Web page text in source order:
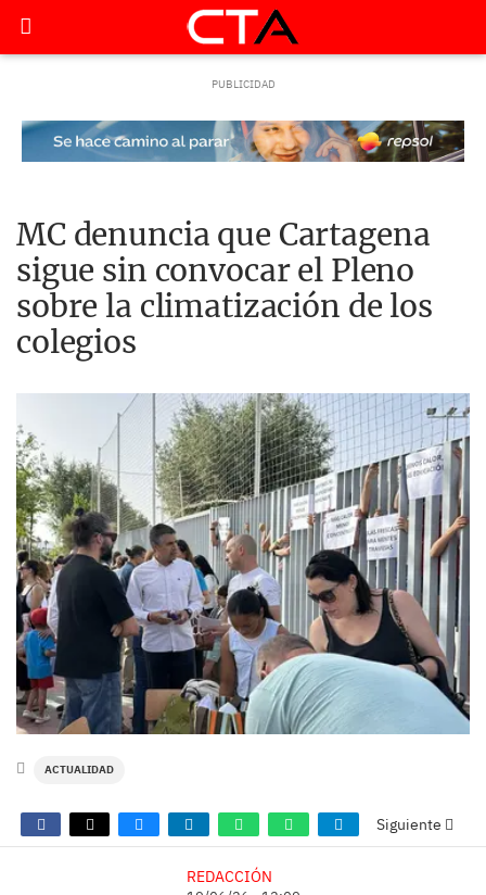
MC denuncia que Cartagena
sigue sin convocar el Pleno
sobre la climatización de los
colegios
ACTUALIDAD
Siguiente
REDACCIÓN